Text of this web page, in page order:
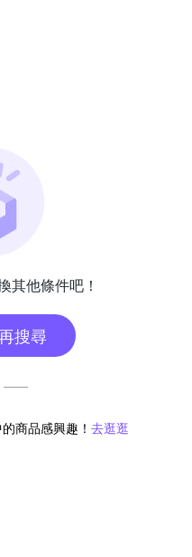
其他條件吧！
搜尋
商品感興趣！ 去逛逛